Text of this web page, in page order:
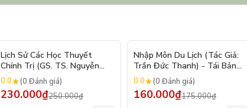
Lịch Sử Các Học Thuyết
Chính Trị (GS. TS. Nguyễn
Đăng Dung)
0.0 (0 Đánh giá)
230.000₫250.000₫
- 9%
Nhập Môn Du Lịch (Tác Giả:
Trần Đức Thanh) - Tái Bản
2026
0.0 (0 Đánh giá)
160.000₫175.000₫